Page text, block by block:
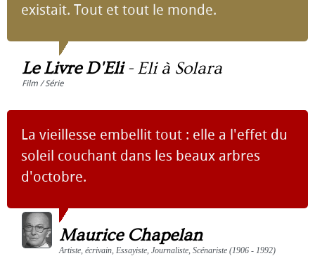
existait. Tout et tout le monde.
Le Livre D'Eli- Eli à Solara
Film / Série
La vieillesse embellit tout : elle a l'effet du
soleil couchant dans les beaux arbres
d'octobre.
Maurice Chapelan
Artiste, écrivain, Essayiste, Journaliste, Scénariste (1906 - 1992)